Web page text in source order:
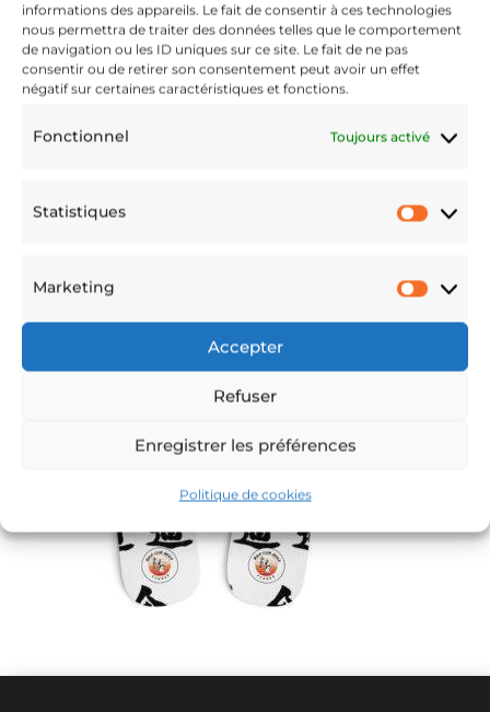
informations des appareils. Le fait de consentir à ces technologies
nous permettra de traiter des données telles que le comportement
de navigation ou les ID uniques sur ce site. Le fait de ne pas
consentir ou de retirer son consentement peut avoir un effet
négatif sur certaines caractéristiques et fonctions.
Fonctionnel Toujours activé
Statistiques
Marketing
Accepter
Refuser
Enregistrer les préférences
Politique de cookies
383.jpg
Juin 1, 2022